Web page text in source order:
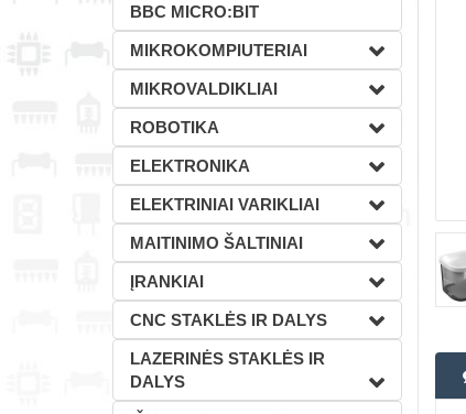
BBC MICRO:BIT
MIKROKOMPIUTERIAI
MIKROVALDIKLIAI
ROBOTIKA
ELEKTRONIKA
ELEKTRINIAI VARIKLIAI
MAITINIMO ŠALTINIAI
ĮRANKIAI
CNC STAKLĖS IR DALYS
LAZERINĖS STAKLĖS IR
DALYS